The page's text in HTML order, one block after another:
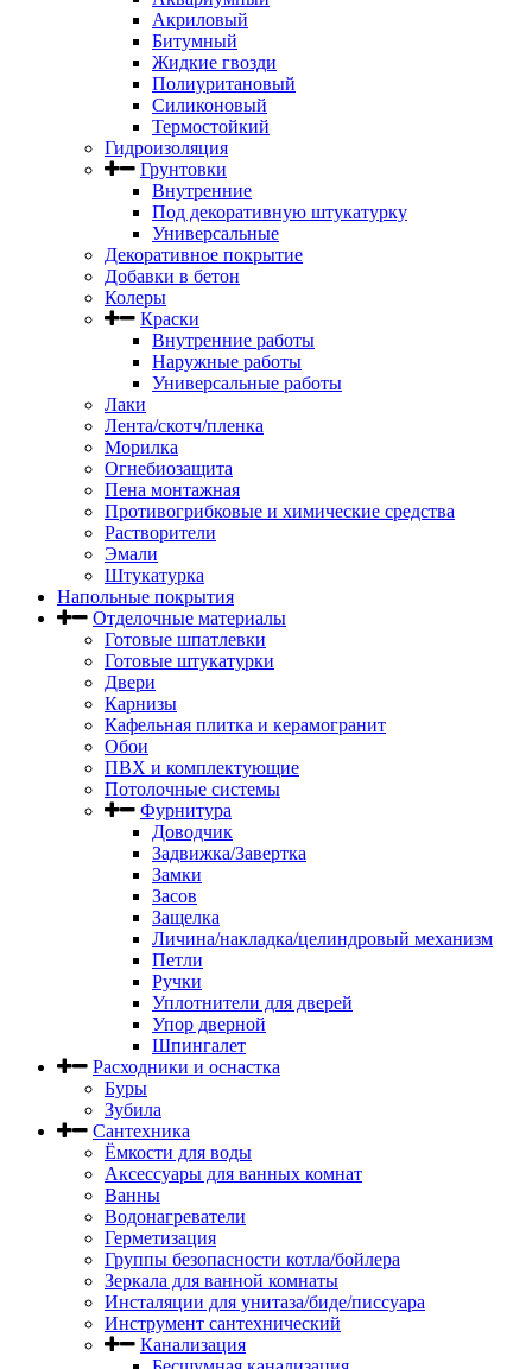
Акриловый
Битумный
Жидкие гвозди
Полиуритановый
Силиконовый
Термостойкий
Гидроизоляция
Грунтовки
Внутренние
Под декоративную штукатурку
Универсальные
Декоративное покрытие
Добавки в бетон
Колеры
Краски
Внутренние работы
Наружные работы
Универсальные работы
Лаки
Лента/скотч/пленка
Морилка
Огнебиозащита
Пена монтажная
Противогрибковые и химические средства
Растворители
Эмали
Штукатурка
Напольные покрытия
Отделочные материалы
Готовые шпатлевки
Готовые штукатурки
Двери
Карнизы
Кафельная плитка и керамогранит
Обои
ПВХ и комплектующие
Потолочные системы
Фурнитура
Доводчик
Задвижка/Завертка
Замки
Засов
Защелка
Личина/накладка/целиндровый механизм
Петли
Ручки
Уплотнители для дверей
Упор дверной
Шпингалет
Расходники и оснастка
Буры
Зубила
Сантехника
Ёмкости для воды
Аксессуары для ванных комнат
Ванны
Водонагреватели
Герметизация
Группы безопасности котла/бойлера
Зеркала для ванной комнаты
Инсталяции для унитаза/биде/писсуара
Инструмент сантехнический
Канализация